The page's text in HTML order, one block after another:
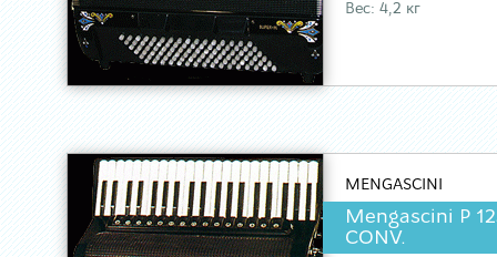
Вес: 4,2 кг
MENGASCINI
Mengascini P
CONV.